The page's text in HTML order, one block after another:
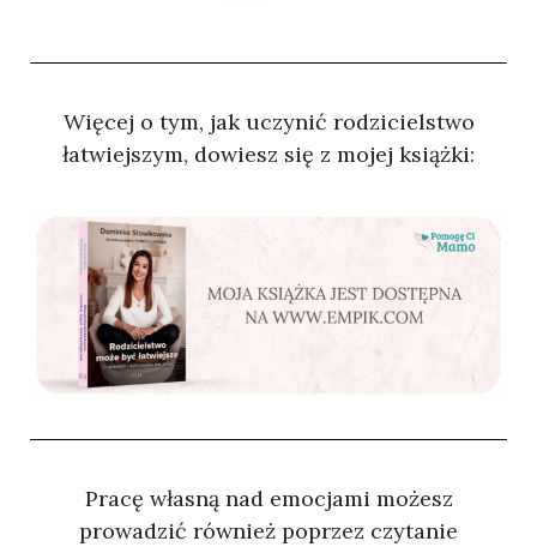
Więcej o tym, jak uczynić rodzicielstwo
łatwiejszym, dowiesz się z mojej książki:
Pracę własną nad emocjami możesz
prowadzić również poprzez czytanie